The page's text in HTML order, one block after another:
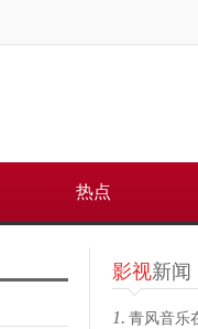
热点
影视新闻
1. 青风音乐